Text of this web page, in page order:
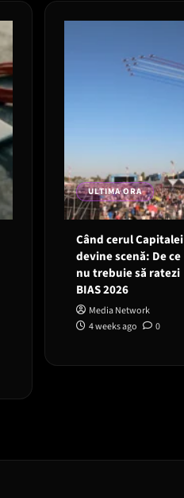
ULTIMA ORA
Când cerul Capitalei
devine scenă: De ce
nu trebuie să ratezi
BIAS 2026
Media Network
4 weeks ago
0